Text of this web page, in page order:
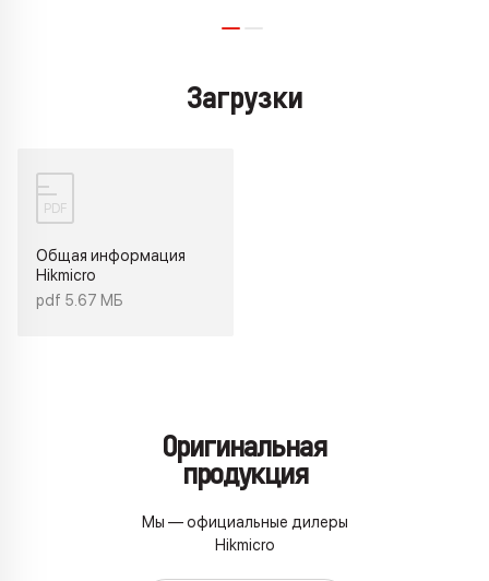
Загрузки
PDF
Общая информация
Hikmicro
pdf 5.67 МБ
Оригинальная
продукция
Мы — официальные дилеры
Hikmicro